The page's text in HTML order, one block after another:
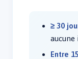
≥ 30
aucune
Entre